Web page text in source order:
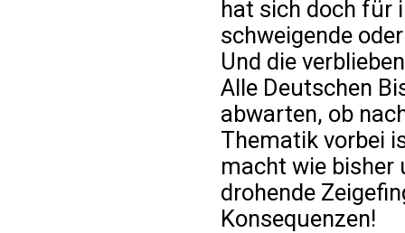
hat sich doch für
schweigende
Und die
Alle Deutschen
abwarten, ob
Thematik vorbei
macht wie bisher
drohende
Konsequenzen!